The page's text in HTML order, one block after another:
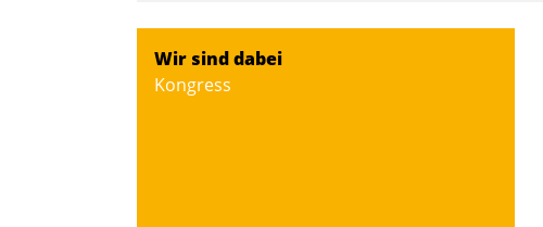
Wir sind dabei
Kongress